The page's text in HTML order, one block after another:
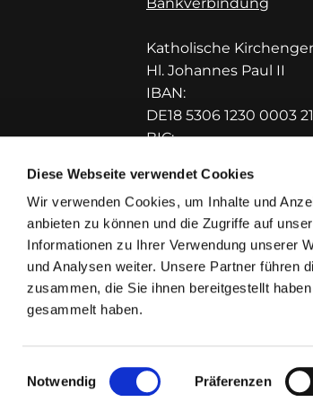
Diese Webseite verwendet Cookies
Wir verwenden Cookies, um Inhalte und
anbieten zu können und die Zugriffe auf
Informationen zu Ihrer Verwendung unserer
und Analysen weiter. Unsere Partner führen
zusammen, die Sie ihnen bereitgestellt
gesammelt haben.
Einwilligungsauswahl
Notwendig Präferenzen
Katholische
Hl. Johannes Paul II
IBAN:
DE18 5306 1230 0003
BIC:
Impressum